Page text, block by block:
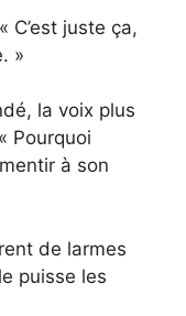
C’est juste ça,
»
la voix plus
Pourquoi
à son
de larmes
puisse les